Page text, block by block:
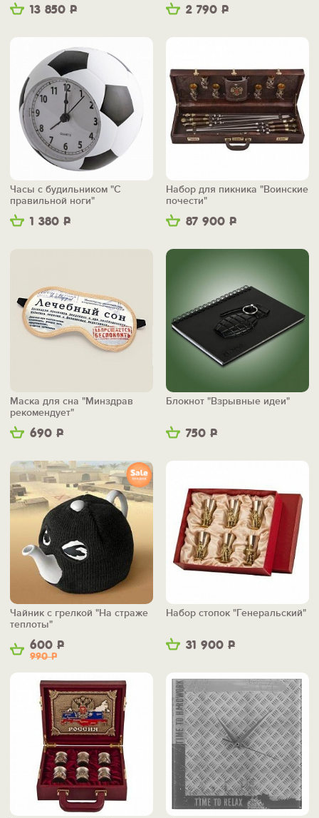
13 850 Р 2 790 Р
1 380 Р
Часы с будильником "С
правильной ноги"
87 900 Р
Набор для пикника "Воинские
почести"
690 Р
Маска для сна "Минздрав
рекомендует"
750 Р
Блокнот "Взрывные идеи"
600 Р
990Р
Чайник с грелкой "На страже
теплоты"
31 900 Р
Набор стопок "Генеральский"